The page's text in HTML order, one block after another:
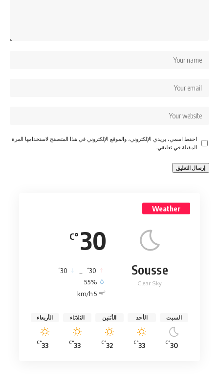
احفظ اسمي، بريدي الإلكتروني، والموقع الإلكتروني في هذا المتصفح لاستخدامها المرة
المقبلة في تعليقي.
Weather
30
°C
Sousse
Clear Sky
30
°
30
°
55%
5 km/h
السبت
30
°C
الأحد
33
°C
الأثنين
32
°C
الثلاثاء
33
°C
الأربعاء
33
°C